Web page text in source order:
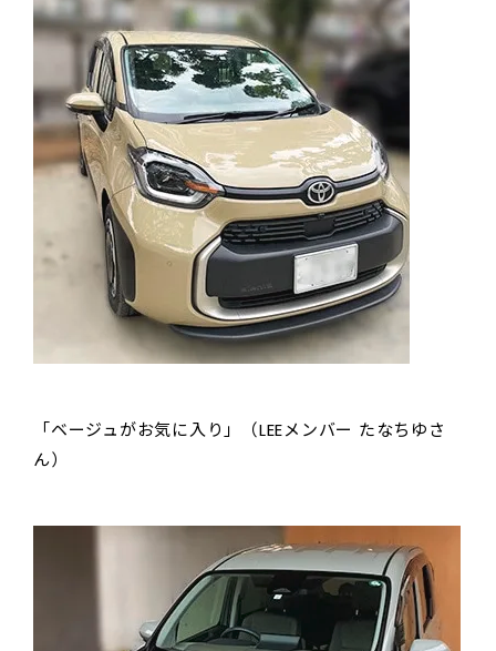
「ベージュがお気に入り」（LEEメンバー たなちゆさ
ん）